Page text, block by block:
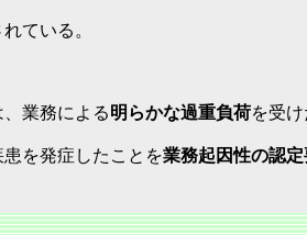
ている。
、業務による明らかな過重負荷を受
を発症したことを業務起因性の認